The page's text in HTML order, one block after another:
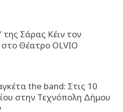
Σάρας Κέιν τον
Θέατρο OLVIO
the band: Στις 10
στην Τεχνόπολη Δήμου